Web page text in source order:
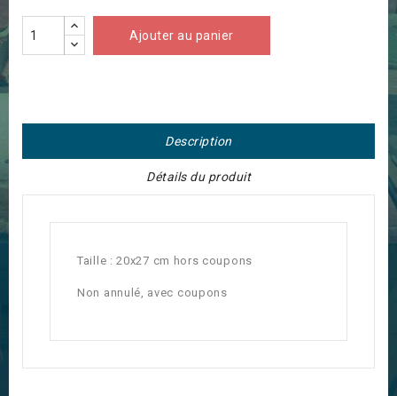
Ajouter au panier
Description
Détails du produit
Taille : 20x27 cm hors coupons
Non annulé, avec coupons